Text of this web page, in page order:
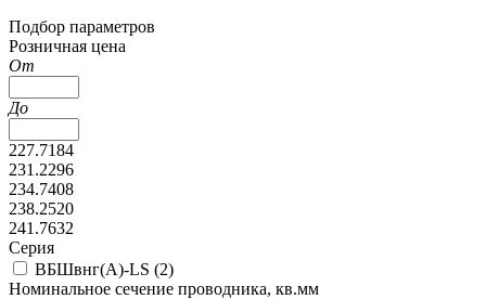
Подбор параметров
Розничная цена
От
До
227.7184
231.2296
234.7408
238.2520
241.7632
Серия
ВБШвнг(А)-LS (2)
Номинальное сечение проводника, кв.мм